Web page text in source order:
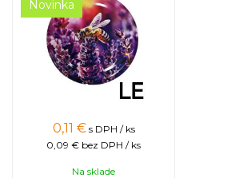
Novinka
0,11 € s DPH / ks
0,09 € bez DPH / ks
Na sklade